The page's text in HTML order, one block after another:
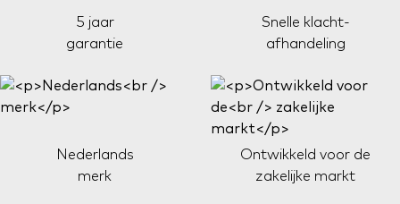
5 jaar
garantie
Snelle klacht-
afhandeling
Nederlands
merk
Ontwikkeld voor de
zakelijke markt